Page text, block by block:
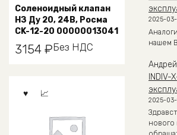
Соленоидный клапан
НЗ Ду 20, 24В, Росма
CK-12-20 00000013041
3154 ₽Без НДС
2025-03-
нашем
Андрей
INDIV-
2025-